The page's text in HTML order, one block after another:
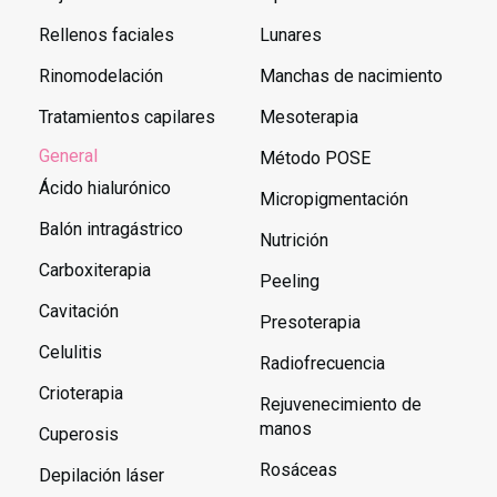
Rellenos faciales
Rinomodelación
Tratamientos capilares
General
Ácido hialurónico
Balón intragástrico
Carboxiterapia
Cavitación
Celulitis
Crioterapia
Cuperosis
Depilación láser
Lunares
Manchas de nacimiento
Mesoterapia
Método POSE
Micropigmentación
Nutrición
Peeling
Presoterapia
Radiofrecuencia
Rejuvenecimiento de
manos
Rosáceas